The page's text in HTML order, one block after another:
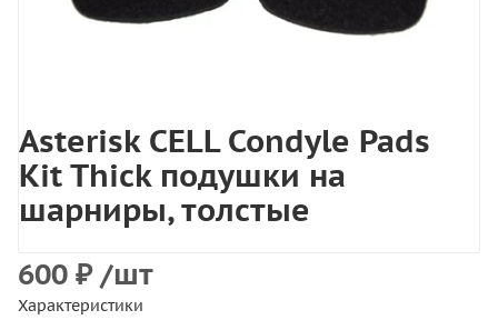
Asterisk CELL Condyle Pads
Kit Thick подушки на
шарниры, толстые
600 ₽ /шт
Характеристики